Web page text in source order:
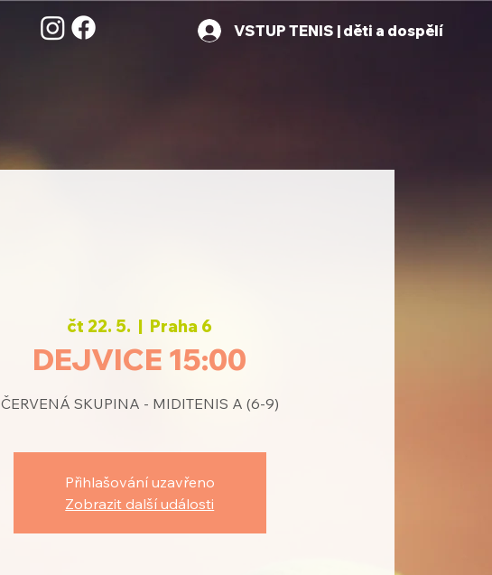
VSTUP TENIS | děti a dospělí
čt 22. 5.
  |
Praha 6
DEJVICE 15:00
ČERVENÁ SKUPINA - MIDITENIS A (6-9)
Přihlašování uzavřeno
Zobrazit další události